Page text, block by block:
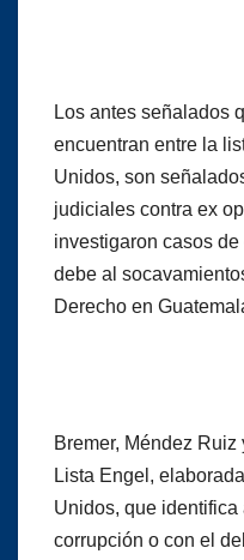
Los antes señalados
encuentran entre la
Unidos, son
judiciales contra ex
investigaron casos
debe al
Derecho en
Bremer, Méndez
Lista Engel,
Unidos, que
corrupción o con el